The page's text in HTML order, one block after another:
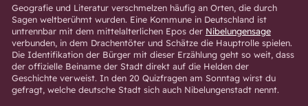
Geografie und Literatur verschmelzen häufig an Orten, die durch
Sagen weltberühmt wurden. Eine Kommune in Deutschland ist
untrennbar mit dem mittelalterlichen Epos der Nibelungensage
verbunden, in dem Drachentöter und Schätze die Hauptrolle spielen.
Die Identifikation der Bürger mit dieser Erzählung geht so weit, dass
der offizielle Beiname der Stadt direkt auf die Helden der
Geschichte verweist. In den 20 Quizfragen am Sonntag wirst du
gefragt, welche deutsche Stadt sich auch Nibelungenstadt nennt.